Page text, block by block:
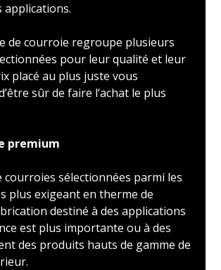
applications.
de courroie regroupe plusieurs
pour leur qualité et leur
placé au plus juste vous
sûr de faire l’achat le plus
premium
courroies sélectionnées parmi les
plus exigeant en therme de
destiné à des applications
est plus importante ou à des
des produits hauts de gamme de